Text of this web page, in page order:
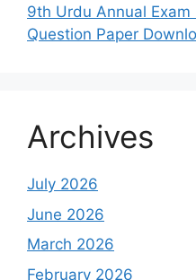
9th Urdu Annual
Question Paper
Archives
July 2026
June 2026
March 2026
February 2026